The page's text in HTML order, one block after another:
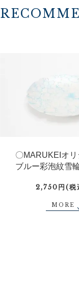
〇MARUKEIオ
ブルー彩泡紋雪
2,750円(税
MORE